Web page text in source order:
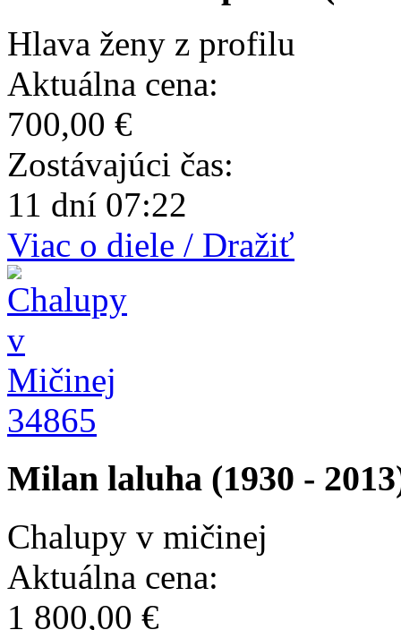
Hlava ženy z profilu
Aktuálna cena:
700,00 €
Zostávajúci čas:
11 dní 07:22
Viac o diele / Dražiť
34865
Milan laluha (1930 -
Chalupy v mičinej
Aktuálna cena:
1 800,00 €